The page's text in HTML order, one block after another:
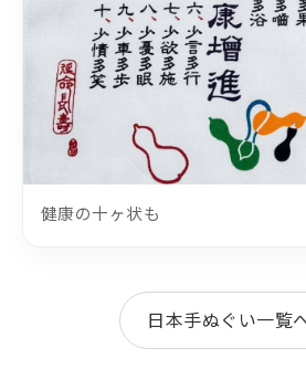
健康の十ヶ状も
日本手ぬぐい一覧